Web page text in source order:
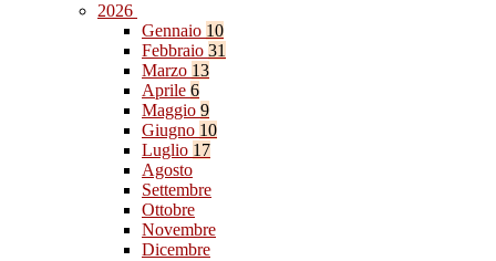
2026
Gennaio 10
Febbraio 31
Marzo 13
Aprile 6
Maggio 9
Giugno 10
Luglio 17
Agosto
Settembre
Ottobre
Novembre
Dicembre